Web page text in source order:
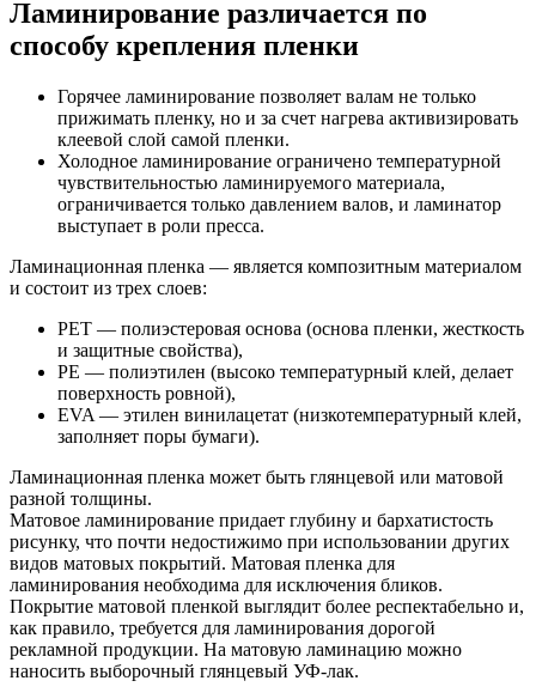
Ламинирование различается по
способу крепления пленки
Горячее ламинирование позволяет валам не только
прижимать пленку, но и за счет нагрева активизировать
клеевой слой самой пленки.
Холодное ламинирование ограничено температурной
чувствительностью ламинируемого материала,
ограничивается только давлением валов, и ламинатор
выступает в роли пресса.
Ламинационная пленка — является композитным материалом
и состоит из трех слоев:
PET — полиэстеровая основа (основа пленки, жесткость
и защитные свойства),
PE — полиэтилен (высоко температурный клей, делает
поверхность ровной),
EVA — этилен винилацетат (низкотемпературный клей,
заполняет поры бумаги).
Ламинационная пленка может быть глянцевой или матовой
разной толщины.
Матовое ламинирование придает глубину и бархатистость
рисунку, что почти недостижимо при использовании других
видов матовых покрытий. Матовая пленка для
ламинирования необходима для исключения бликов.
Покрытие матовой пленкой выглядит более респектабельно и,
как правило, требуется для ламинирования дорогой
рекламной продукции. На матовую ламинацию можно
наносить выборочный глянцевый УФ-лак.